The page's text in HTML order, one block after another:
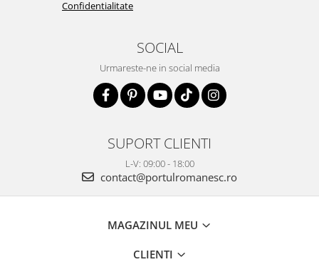
Confidentialitate
SOCIAL
Urmareste-ne in social media
SUPORT CLIENTI
L-V: 09:00 - 18:00
contact@portulromanesc.ro
MAGAZINUL MEU
CLIENTI